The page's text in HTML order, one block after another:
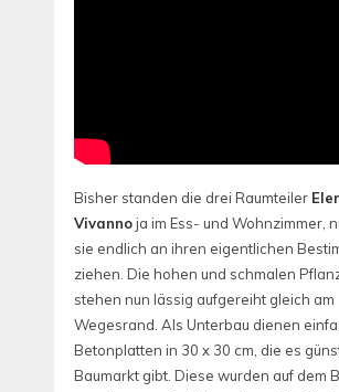
Bisher standen die drei Raumteiler
Vivannoja im Ess- und Wohnzimmer,
sie endlich an ihren eigentlichen
ziehen. Die hohen und schmalen
stehen nun lässig aufgereiht gleich am
Wegesrand. Als Unterbau dienen
Betonplatten in 30 x 30 cm, die es
Baumarkt gibt. Diese wurden auf dem